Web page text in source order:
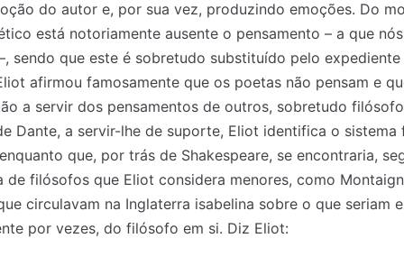
do autor e, por sua vez, produzindo emoções. Do
está notoriamente ausente o pensamento – a que
sendo que este é sobretudo substituído pelo
afirmou famosamente que os poetas não pensam e
a servir dos pensamentos de outros, sobretudo
Dante, a servir-lhe de suporte, Eliot identifica o
que, por trás de Shakespeare, se encontraria,
de filósofos que Eliot considera menores, como
circulavam na Inglaterra isabelina sobre o que seriam
por vezes, do filósofo em si. Diz Eliot: